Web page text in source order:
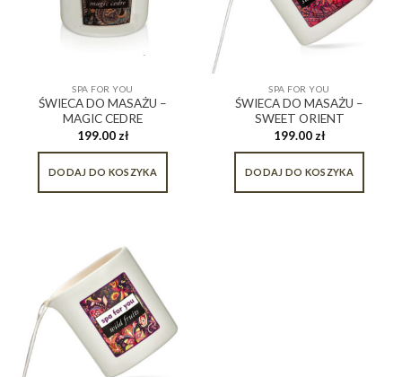
SPA FOR YOU
ŚWIECA DO MASAŻU –
MAGIC CEDRE
199.00 zł
DODAJ DO KOSZYKA
SPA FOR YOU
ŚWIECA DO MASAŻU –
SWEET ORIENT
199.00 zł
DODAJ DO KOSZYKA